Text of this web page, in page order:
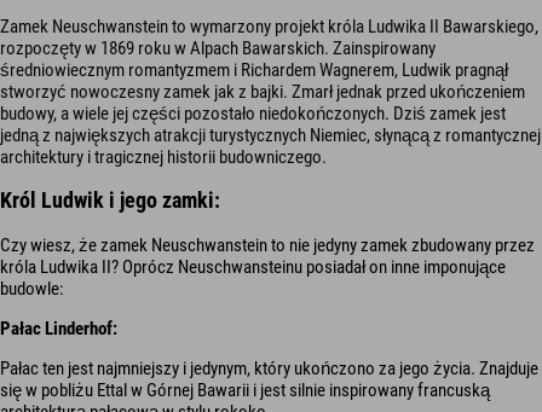
Zamek Neuschwanstein to wymarzony projekt króla Ludwika II Bawarskiego,
rozpoczęty w 1869 roku w Alpach Bawarskich. Zainspirowany
średniowiecznym romantyzmem i Richardem Wagnerem, Ludwik pragnął
stworzyć nowoczesny zamek jak z bajki. Zmarł jednak przed ukończeniem
budowy, a wiele jej części pozostało niedokończonych. Dziś zamek jest
jedną z największych atrakcji turystycznych Niemiec, słynącą z romantycznej
architektury i tragicznej historii budowniczego.
Król Ludwik i jego zamki:
Czy wiesz, że zamek Neuschwanstein to nie jedyny zamek zbudowany przez
króla Ludwika II? Oprócz Neuschwansteinu posiadał on inne imponujące
budowle:
Pałac Linderhof:
Pałac ten jest najmniejszy i jedynym, który ukończono za jego życia. Znajduje
się w pobliżu Ettal w Górnej Bawarii i jest silnie inspirowany francuską